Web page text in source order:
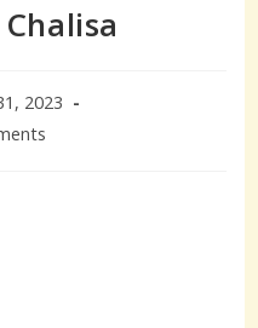
2023